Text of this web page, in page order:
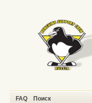
FAQ Поиск